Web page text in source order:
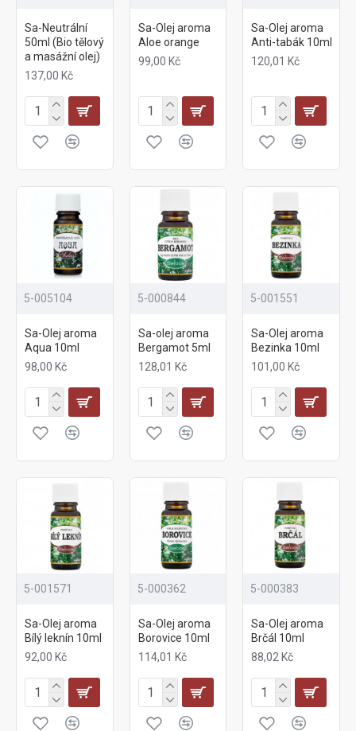
Sa-Neutrální
50ml (Bio tělový
a masážní olej)
137,00 Kč
Sa-Olej aroma
Aloe orange
99,00 Kč
Sa-Olej aroma
Anti-tabák 10ml
120,01 Kč
5-005104
Sa-Olej aroma
Aqua 10ml
98,00 Kč
5-000844
Sa-olej aroma
Bergamot 5ml
128,01 Kč
5-001551
Sa-Olej aroma
Bezinka 10ml
101,00 Kč
5-001571
Sa-Olej aroma
Bílý leknín 10ml
92,00 Kč
5-000362
Sa-Olej aroma
Borovice 10ml
114,01 Kč
5-000383
Sa-Olej aroma
Brčál 10ml
88,02 Kč